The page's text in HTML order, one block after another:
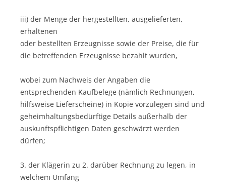
iii) der Menge der hergestellten, ausgelieferten,
erhaltenen
oder bestellten Erzeugnisse sowie der Preise, die für
die betreffenden Erzeugnisse bezahlt wurden,
wobei zum Nachweis der Angaben die
entsprechenden Kaufbelege (nämlich Rechnungen,
hilfsweise Lieferscheine) in Kopie vorzulegen sind und
geheimhaltungsbedürftige Details außerhalb der
auskunftspflichtigen Daten geschwärzt werden
dürfen;
3. der Klägerin zu 2. darüber Rechnung zu legen, in
welchem Umfang